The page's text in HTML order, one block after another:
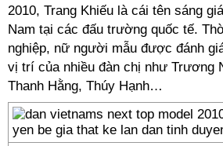
2010, Trang Khiếu là cái tên sáng
Nam tại các đấu trường quốc tế.
nghiệp, nữ người mẫu được đánh
vị trí của nhiều đàn chị như Trương
Thanh Hằng, Thúy Hạnh…